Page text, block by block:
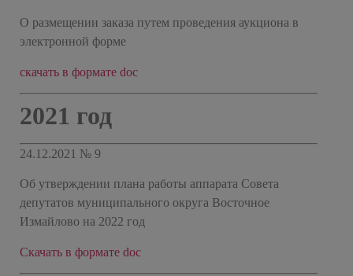
О размещении заказа путем проведения аукциона в
электронной форме
скачать в формате doc
2021 год
24.12.2021 № 9
Об утверждении плана работы аппарата Совета
депутатов муниципального округа Восточное
Измайлово на 2022 год
Cкачать в формате doc